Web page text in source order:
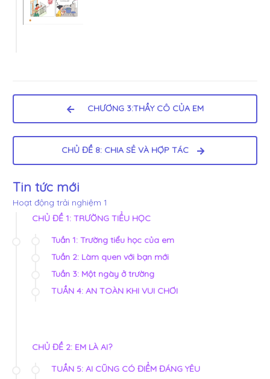
CHƯƠNG 3:THẦY CÔ CỦA EM
CHỦ ĐỀ 8: CHIA SẺ VÀ HỢP TÁC
Tin tức mới
Hoạt động trải nghiệm 1
CHỦ ĐỀ 1: TRƯỜNG TIỂU HỌC
Tuần 1: Trường tiểu học của em
Tuần 2: Làm quen với bạn mới
Tuần 3: Một ngày ở trường
TUẦN 4: AN TOÀN KHI VUI CHƠI
CHỦ ĐỀ 2: EM LÀ AI?
TUẦN 5: AI CŨNG CÓ ĐIỂM ĐÁNG YÊU